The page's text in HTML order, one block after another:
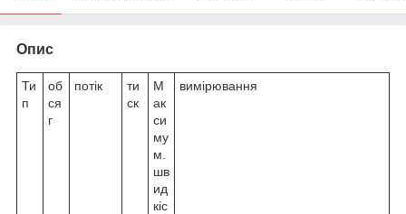
Опис
Ти
п
об
ся
г
потік
ти
ск
М
ак
си
му
м.
шв
ид
кіс
вимірювання